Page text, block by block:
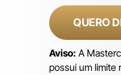
QUERO
Aviso: A
possui um limite